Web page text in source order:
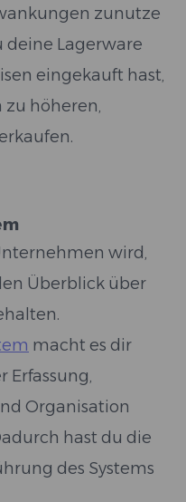
zunutze
deine Lagerware
eingekauft hast,
zu höheren,
wird,
Überblick über
macht es dir
Erfassung,
Organisation
hast du die
des Systems